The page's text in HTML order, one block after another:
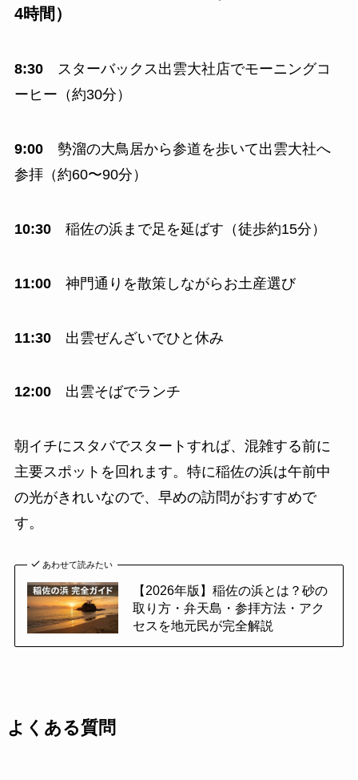
4時間）
8:30スターバックス出雲大社店でモーニングコ
ーヒー（約30分）
9:00勢溜の大鳥居から参道を歩いて出雲大社へ
参拝（約60〜90分）
10:30稲佐の浜まで足を延ばす（徒歩約15分）
11:00神門通りを散策しながらお土産選び
11:30出雲ぜんざいでひと休み
12:00出雲そばでランチ
朝イチにスタバでスタートすれば、混雑する前に
主要スポットを回れます。特に稲佐の浜は午前中
の光がきれいなので、早めの訪問がおすすめで
す。
あわせて読みたい
【2026年版】稲佐の浜とは？砂の
取り方・弁天島・参拝方法・アク
セスを地元民が完全解説
よくある質問